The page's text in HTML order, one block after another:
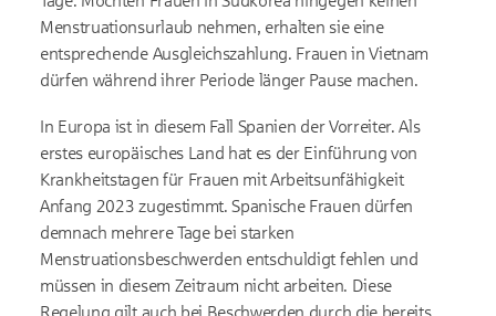
Menstruationsurlaub nehmen, erhalten sie eine
entsprechende Ausgleichszahlung. Frauen in Vietnam
dürfen während ihrer Periode länger Pause machen.
In Europa ist in diesem Fall Spanien der Vorreiter. Als
erstes europäisches Land hat es der Einführung von
Krankheitstagen für Frauen mit Arbeitsunfähigkeit
Anfang 2023 zugestimmt. Spanische Frauen dürfen
demnach mehrere Tage bei starken
Menstruationsbeschwerden entschuldigt fehlen und
müssen in diesem Zeitraum nicht arbeiten. Diese
Regelung gilt auch bei Beschwerden durch die bereits